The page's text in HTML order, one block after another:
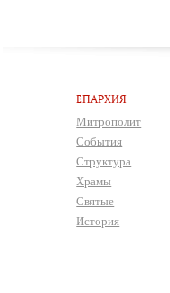
ЕПАРХИЯ
Митрополит
События
Структура
Храмы
Святые
История